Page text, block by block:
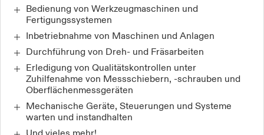
Bedienung von Werkzeugmaschinen und
Fertigungssystemen
Inbetriebnahme von Maschinen und Anlagen
Durchführung von Dreh- und Fräsarbeiten
Erledigung von Qualitätskontrollen unter
Zuhilfenahme von Messschiebern, -schrauben und
Oberflächenmessgeräten
Mechanische Geräte, Steuerungen und Systeme
warten und instandhalten